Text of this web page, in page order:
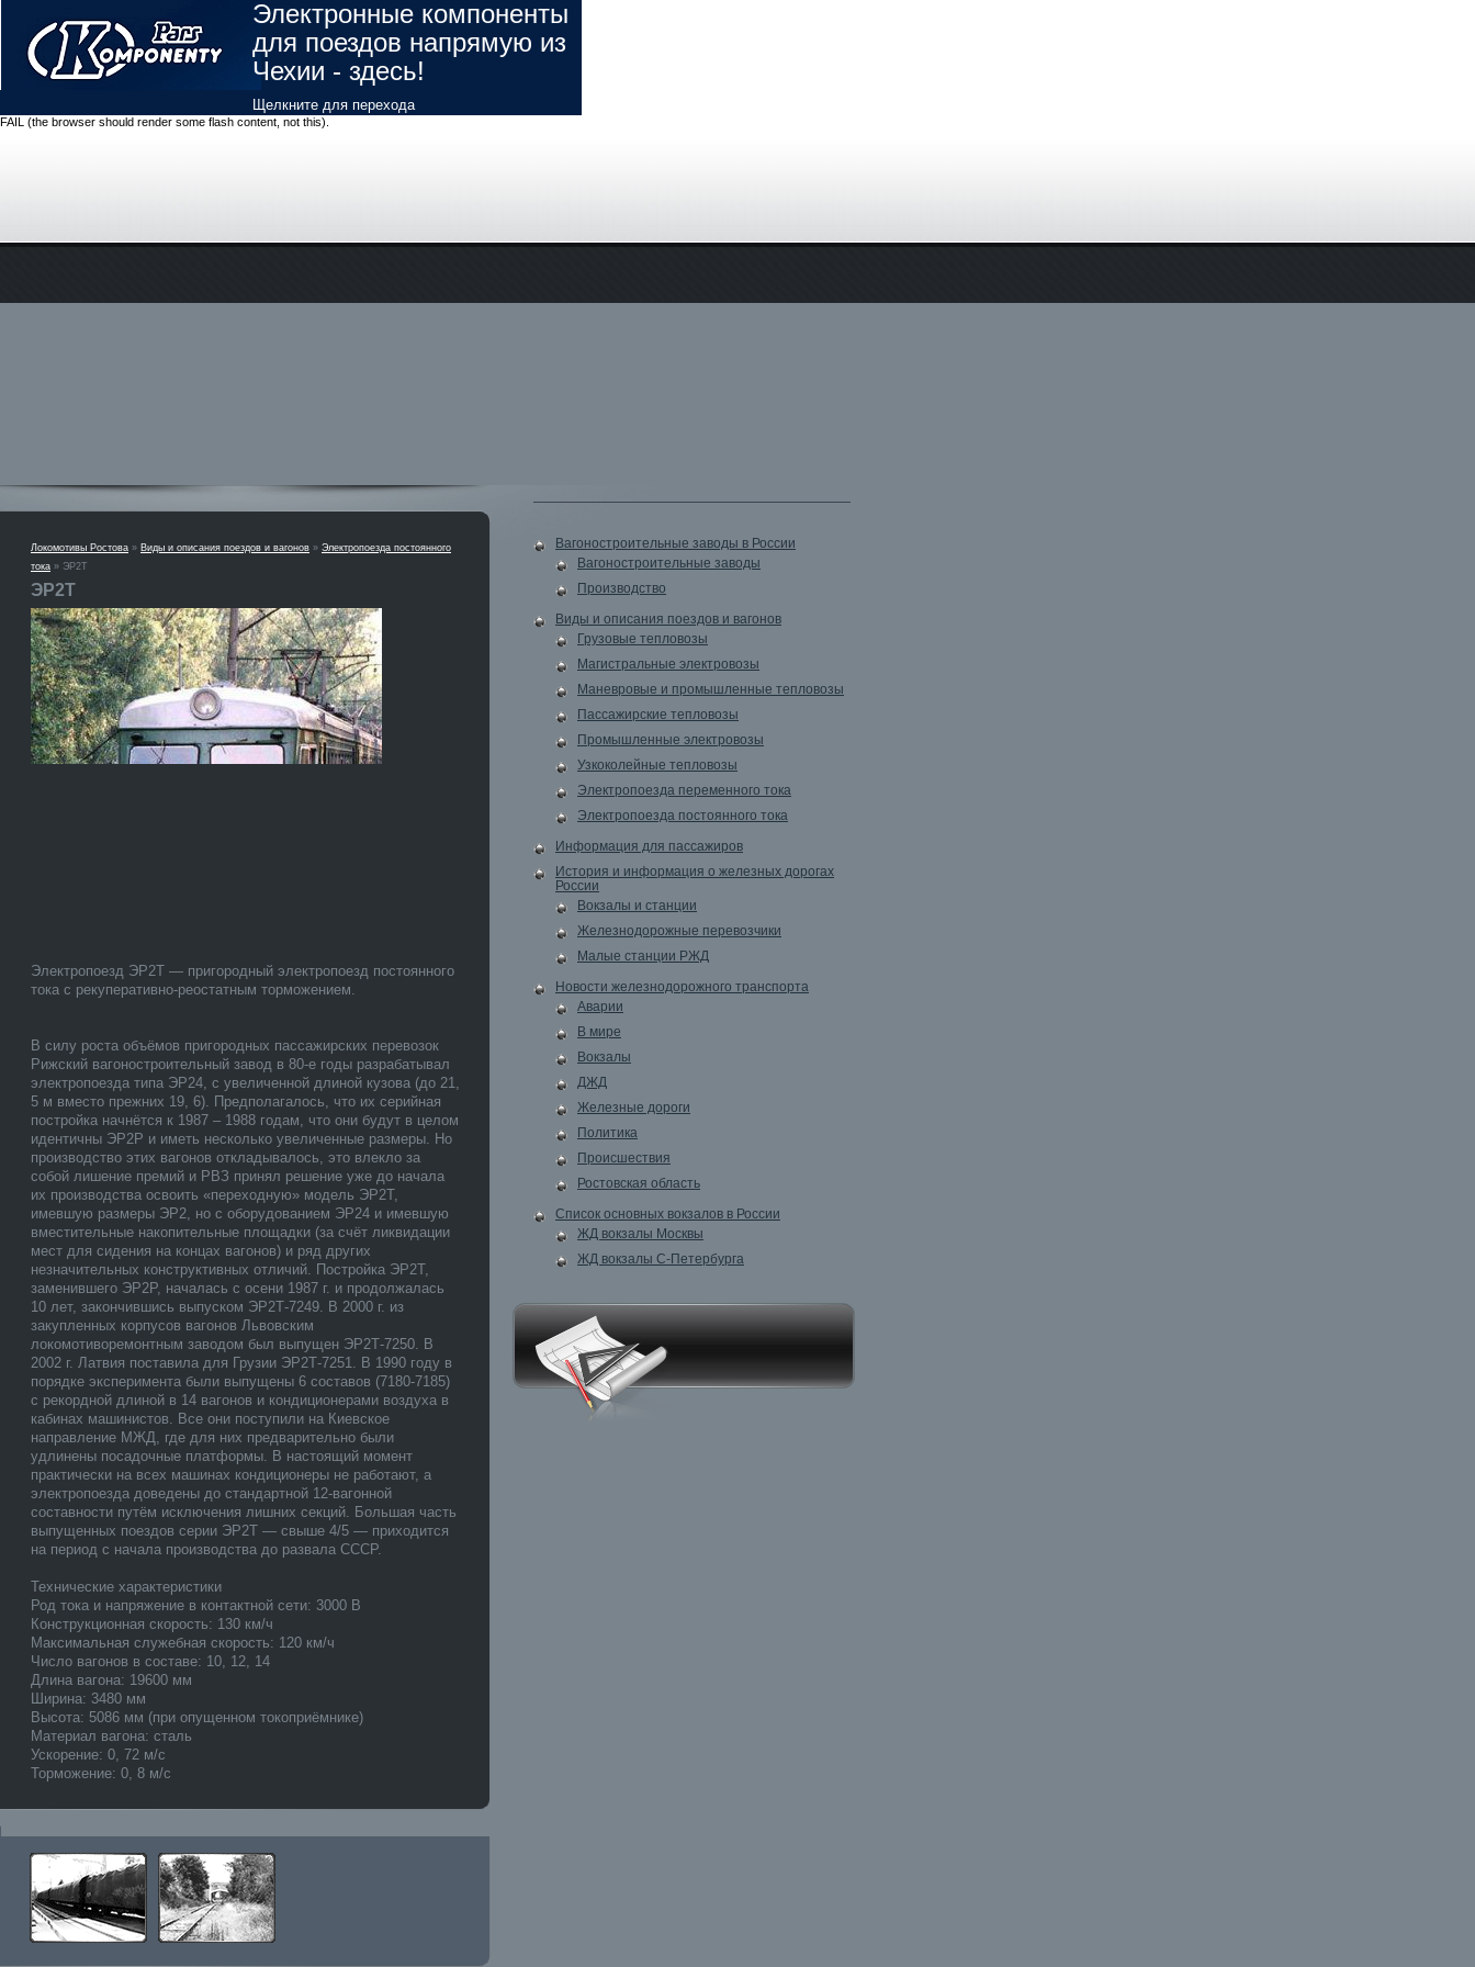
Электронные компоненты
для поездов напрямую из
Чехии - здесь!
Щелкните для перехода
FAIL (the browser should render some flash content, not this).
Локомотивы Ростова » Виды и описания поездов и вагонов » Электропоезда постоянного
тока » ЭР2Т
ЭР2Т
Электропоезд ЭР2Т — пригородный электропоезд постоянного
тока с рекуперативно-реостатным торможением.
В силу роста объёмов пригородных пассажирских перевозок
Рижский вагоностроительный завод в 80-е годы разрабатывал
электропоезда типа ЭР24, с увеличенной длиной кузова (до 21,
5 м вместо прежних 19, 6). Предполагалось, что их серийная
постройка начнётся к 1987 – 1988 годам, что они будут в целом
идентичны ЭР2Р и иметь несколько увеличенные размеры. Но
производство этих вагонов откладывалось, это влекло за
собой лишение премий и РВЗ принял решение уже до начала
их производства освоить «переходную» модель ЭР2Т,
имевшую размеры ЭР2, но с оборудованием ЭР24 и имевшую
вместительные накопительные площадки (за счёт ликвидации
мест для сидения на концах вагонов) и ряд других
незначительных конструктивных отличий. Постройка ЭР2Т,
заменившего ЭР2Р, началась с осени 1987 г. и продолжалась
10 лет, закончившись выпуском ЭР2Т-7249. В 2000 г. из
закупленных корпусов вагонов Львовским
локомотиворемонтным заводом был выпущен ЭР2Т-7250. В
2002 г. Латвия поставила для Грузии ЭР2Т-7251. В 1990 году в
порядке эксперимента были выпущены 6 составов (7180-7185)
с рекордной длиной в 14 вагонов и кондиционерами воздуха в
кабинах машинистов. Все они поступили на Киевское
направление МЖД, где для них предварительно были
удлинены посадочные платформы. В настоящий момент
практически на всех машинах кондиционеры не работают, а
электропоезда доведены до стандартной 12-вагонной
составности путём исключения лишних секций. Большая часть
выпущенных поездов серии ЭР2Т — свыше 4/5 — приходится
на период с начала производства до развала СССР.
Технические характеристики
Род тока и напряжение в контактной сети: 3000 В
Конструкционная скорость: 130 км/ч
Максимальная служебная скорость: 120 км/ч
Число вагонов в составе: 10, 12, 14
Длина вагона: 19600 мм
Ширина: 3480 мм
Высота: 5086 мм (при опущенном токоприёмнике)
Материал вагона: сталь
Ускорение: 0, 72 м/с
Торможение: 0, 8 м/с
Вагоностроительные заводы в России
Вагоностроительные заводы
Производство
Виды и описания поездов и вагонов
Грузовые тепловозы
Магистральные электровозы
Маневровые и промышленные тепловозы
Пассажирские тепловозы
Промышленные электровозы
Узкоколейные тепловозы
Электропоезда переменного тока
Электропоезда постоянного тока
Информация для пассажиров
История и информация о железных дорогах
России
Вокзалы и станции
Железнодорожные перевозчики
Малые станции РЖД
Новости железнодорожного транспорта
Аварии
В мире
Вокзалы
ДЖД
Железные дороги
Политика
Происшествия
Ростовская область
Список основных вокзалов в России
ЖД вокзалы Москвы
ЖД вокзалы С-Петербурга